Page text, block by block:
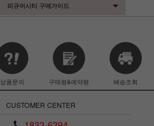
피규어시티 구매가이드
상품문의 구매평&예약평 배송조회
CUSTOMER CENTER